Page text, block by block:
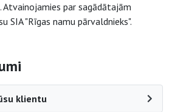
Atvainojamies par sagādātajām
SIA "Rīgas namu pārvaldnieks".
klientu